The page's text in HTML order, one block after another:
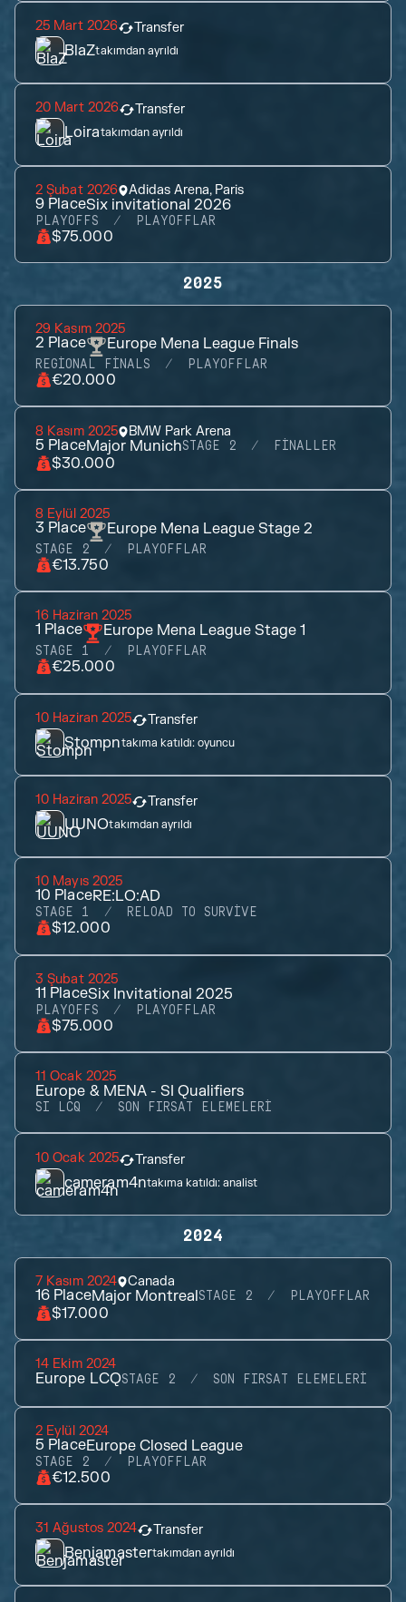
25 Mart 2026 Transfer
BlaZtakımdan ayrıldı
20 Mart 2026 Transfer
Loiratakımdan ayrıldı
2 Şubat 2026 Adidas Arena, Paris
9 PlaceSix invitational 2026
PLAYOFFS PLAYOFFLAR
$75.000
2025
29 Kasım 2025
2 Place Europe Mena League Finals
REGIONAL FINALS PLAYOFFLAR
€20.000
8 Kasım 2025 BMW Park Arena
5 PlaceMajor MunichSTAGE 2 FINALLER
$30.000
8 Eylül 2025
3 Place Europe Mena League Stage 2
STAGE 2 PLAYOFFLAR
€13.750
16 Haziran 2025
1 Place Europe Mena League Stage 1
STAGE 1 PLAYOFFLAR
€25.000
10 Haziran 2025 Transfer
Stompntakıma katıldı:oyuncu
10 Haziran 2025 Transfer
UUNOtakımdan ayrıldı
10 Mayıs 2025
10 PlaceRE:LO:AD
STAGE 1 RELOAD TO SURVIVE
$12.000
3 Şubat 2025
11 PlaceSix Invitational 2025
PLAYOFFS PLAYOFFLAR
$75.000
11 Ocak 2025
Europe & MENA - SI Qualifiers
SI LCQ SON FIRSAT ELEMELERI
10 Ocak 2025 Transfer
cameram4ntakıma katıldı:analist
2024
7 Kasım 2024 Canada
16 PlaceMajor MontrealSTAGE 2 PLAYOFFLAR
$17.000
14 Ekim 2024
Europe LCQSTAGE 2 SON FIRSAT ELEMELERI
2 Eylül 2024
5 PlaceEurope Closed League
STAGE 2 PLAYOFFLAR
€12.500
31 Ağustos 2024 Transfer
Benjamastertakımdan ayrıldı